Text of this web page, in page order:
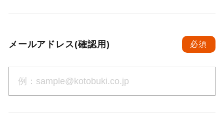
メールアドレス(確認用) 必須